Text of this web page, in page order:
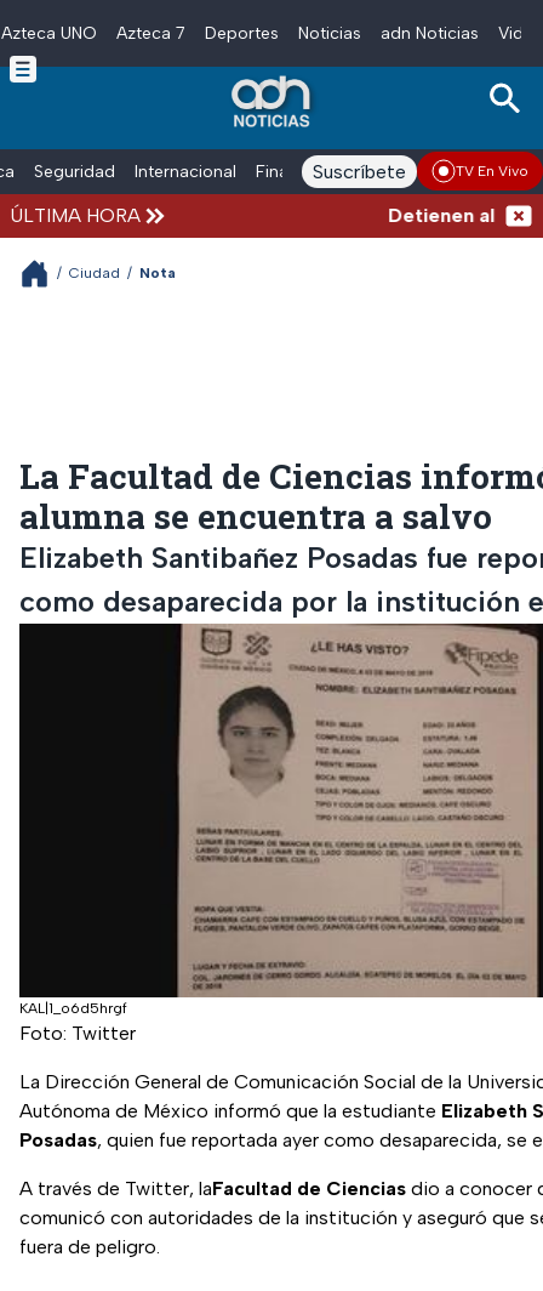
Skip to main content
Azteca UNO Azteca 7 Deportes Noticias adn Noticias
Seguridad Internacional Finanzas adn Noticias Radio
Suscríbete TV En Vivo
ÚLTIMA HORA Detienen al
/ Ciudad / Nota
La Facultad de Ciencias
alumna se encuentra a salvo
Elizabeth Santibañez Posadas fue
como desaparecida por la institución
KAL|1_o6d5hrgf
Foto: Twitter
La Dirección General de Comunicación Social de la
Autónoma de México informó que la estudiante Elizabeth
Posadas, quien fue reportada ayer como desaparecida, se
A través de Twitter, laFacultad de Ciencias dio a conocer
comunicó con autoridades de la institución y aseguró que
fuera de peligro.